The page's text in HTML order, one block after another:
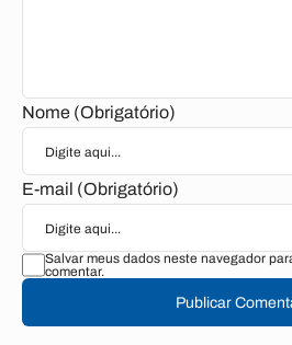
Nome (Obrigatório)
E-mail (Obrigatório)
Salvar meus dados neste navegador
comentar.
Publicar